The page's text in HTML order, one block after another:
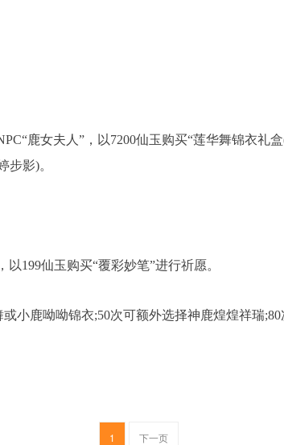
鹿女夫人”，以7200仙玉购买“莲华舞锦衣礼
步影)。
199仙玉购买“覆彩妙笔”进行祈愿。
小鹿呦呦锦衣;50次可额外选择神鹿煌煌祥瑞
1 下一页